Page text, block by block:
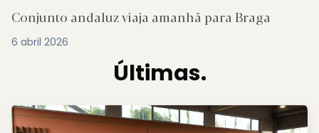
Conjunto andaluz viaja amanhã para Braga
6 abril 2026
Últimas.